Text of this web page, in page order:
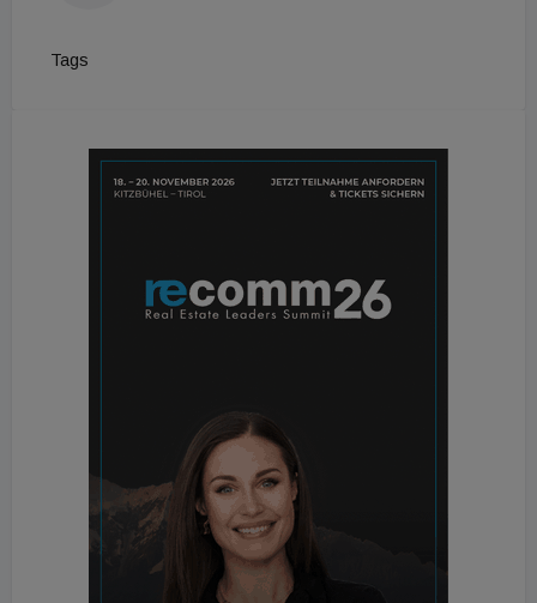
Tags